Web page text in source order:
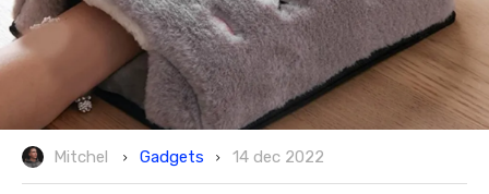
Mitchel Gadgets 14 dec 2022